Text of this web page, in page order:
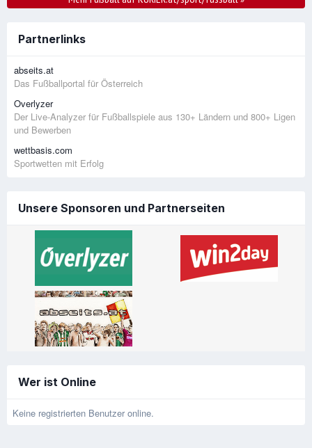
Partnerlinks
abseits.at
Das Fußballportal für Österreich
Overlyzer
Der Live-Analyzer für Fußballspiele aus 130+ Ländern und 800+ Ligen
und Bewerben
wettbasis.com
Sportwetten mit Erfolg
Unsere Sponsoren und Partnerseiten
Wer ist Online
Keine registrierten Benutzer online.